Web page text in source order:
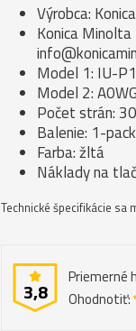
Výrobca:
Konica Minolta
Model 1: IU-
Model 2:
Počet strán:
Balenie: 1-pack
Farba: žltá
Náklady na
Technické špecifikácie
3,8
Priemerné
Ohodnotiť: